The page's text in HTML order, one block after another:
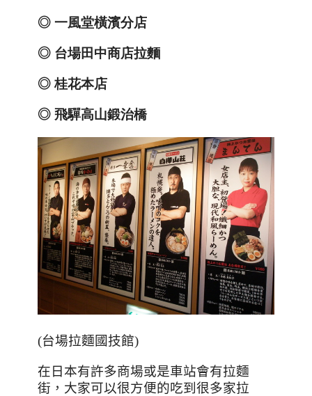
◎ 一風堂橫濱分店
◎ 台場田中商店拉麵
◎桂花本店
◎ 飛驒高山鍛治橋
(台場拉麵國技館)
在日本有許多商場或是車站會有拉麵
街，大家可以很方便的吃到很多家拉